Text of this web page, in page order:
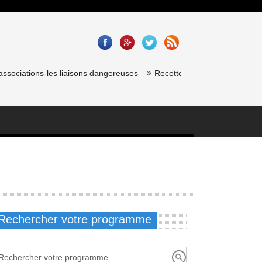
les liaisons dangereuses Recette saumon gravlax de chef
votre programme